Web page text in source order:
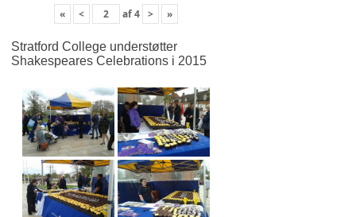
« < af4 > »
Stratford College understøtter
Shakespeares Celebrations i 2015